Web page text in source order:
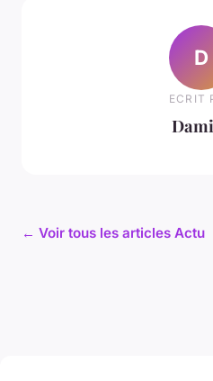
D
ECRIT
← Voir tous les articles Actu